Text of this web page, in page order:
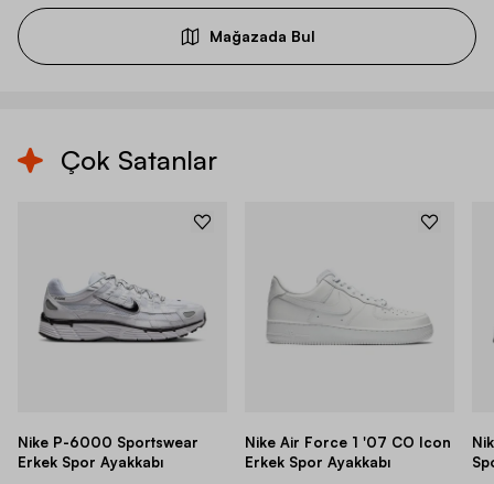
Mağazada Bul
Çok Satanlar
Nike P-6000 Sportswear
Erkek Spor Ayakkabı
Nike Air Force 1 '07 CO Icon
Erkek Spor Ayakkabı